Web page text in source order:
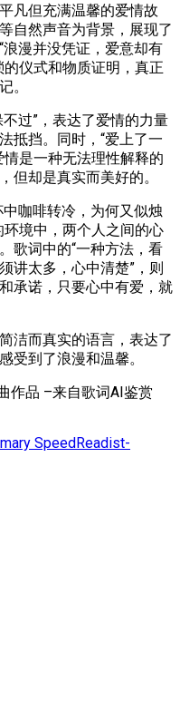
凡但充满温馨的爱情故
自然声音为背景，展现了
漫并没凭证，爱意却有
仪式和物质证明，真正
。
过”，表达了爱情的力量
抵挡。同时，“爱上了一
是一种无法理性解释的
但却是真实而美好的。
咖啡转冷，为何又似烛
境中，两个人之间的心
歌词中的“一种方法，看
讲太多，心中清楚”，则
承诺，只要心中有爱，就
洁而真实的语言，表达了
受到了浪漫和温馨。
作品 –来自歌词AI鉴赏
SpeedReadist-